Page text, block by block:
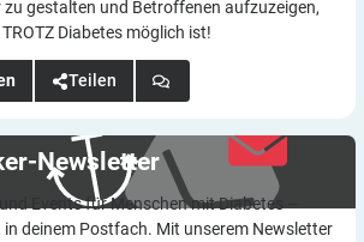
gestalten und Betroffenen aufzuzeigen,
Diabetes möglich ist!
Teilen
Newsletter
Events für Menschen mit Diabetes –
deinem Postfach. Mit unserem Newsletter